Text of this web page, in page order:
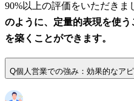
90%以上の評価をいただきま
のように、定量的表現を使
を築くことができます。
Q個人営業での強み：効果的なア